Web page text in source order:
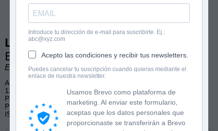
Introduce tu dirección de e-mail para suscribirte. Ej.:
abc@xyz.com
Acepto las condiciones y recibir tus newsletters.
Puedes cancelar tu suscripción cuando quieras mediante el
enlace de nuestra newsletter.
Usamos Brevo como plataforma de
marketing. Al enviar este formulario,
aceptas que los datos personales que
proporcionaste se transferirán a Brevo
Los Cazatesoros 1
El cromo de oro
Enrique Carlos Martín
A partir de 7 años
128 páginas, blanco y negro con ilustraciones
Pasatiempos, Piratas, Enigmas, Aventuras
Publicado por Montena
ISBN: 9791387809126
Cómpralo en